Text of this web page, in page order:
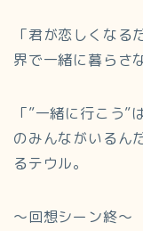
「君が恋しくな
界で一緒に暮らさ
「”一緒に行こう
のみんながいるん
るテウル。
～回想シーン終～